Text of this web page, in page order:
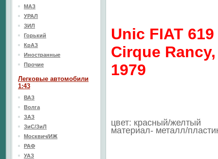
Unic FIAT 619
Cirque Rancy,
1979
цвет: красный/желтый
материал- металл/
МАЗ
УРАЛ
ЗИЛ
Горький
КрАЗ
Иностранные
Прочие
Легковые автомобили
1:43
ВАЗ
Волга
ЗАЗ
ЗиС/ЗиЛ
Москвич/ИЖ
РАФ
УАЗ